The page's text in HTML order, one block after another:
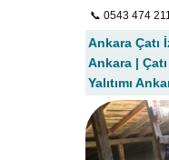
📞 0543 474
Ankara Çatı
Ankara |
Yalıtımı